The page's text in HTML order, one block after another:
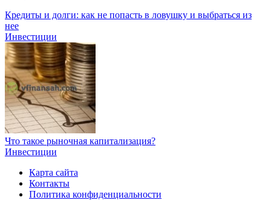
Кредиты и долги: как не попасть в ловушку и выбраться из
нее
Инвестиции
Что такое рыночная капитализация?
Инвестиции
Карта сайта
Контакты
Политика конфиденциальности